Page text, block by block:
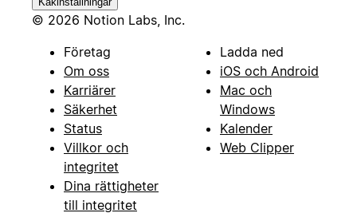
© 2026 Notion Labs, Inc.
Företag
Om oss
Karriärer
Säkerhet
Status
Villkor och
integritet
Dina rättigheter
till integritet
Ladda ned
iOS och Android
Mac och
Windows
Kalender
Web Clipper